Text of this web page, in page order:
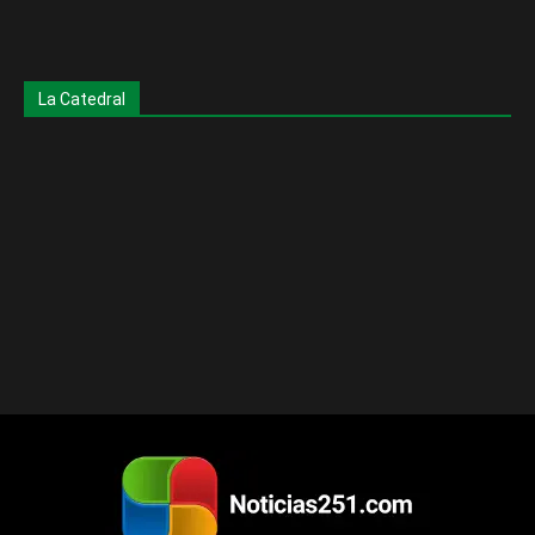
La Catedral